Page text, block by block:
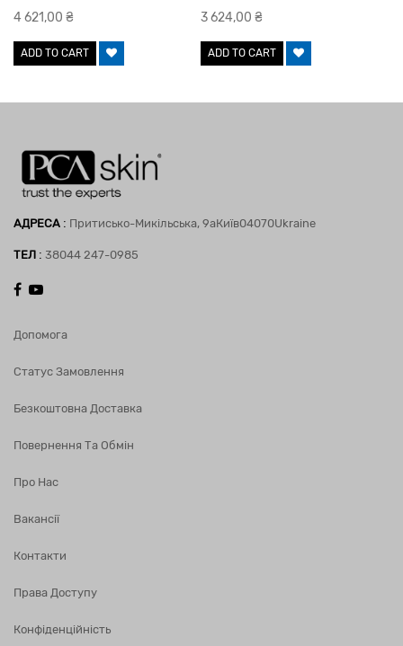
засоби зменшують
стає м'якшою та зволоженою.
4 621,00 ₴
ADD TO CART
негативної дії вільних
3 624,00 ₴
ADD TO CART
АДРЕСА : Притисько-Микільська, 9аКиїв04070Ukraine
ТЕЛ : 38044 247-0985
Допомога
Статус Замовлення
Безкоштовна Доставка
Повернення Та Обмін
Про Нас
Вакансії
Контакти
Права Доступу
Конфіденційність